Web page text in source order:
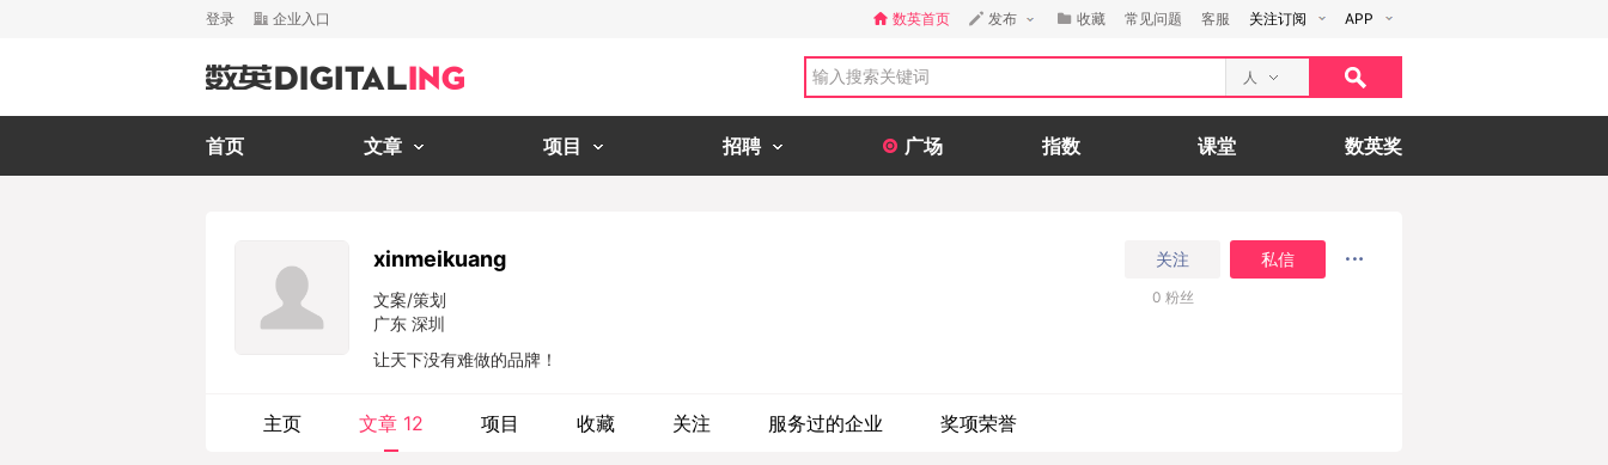
登录 企业入口 数英首页 发布 收藏 常见问题 客服 关注订阅 APP
人
首页 文章 项目 招聘 广场 指数 课堂 数英奖
xinmeikuang
文案/策划
广东 深圳
关注 私信
0 粉丝
让天下没有难做的品牌！
主页 文章 12 项目 收藏 关注 服务过的企业 奖项荣誉